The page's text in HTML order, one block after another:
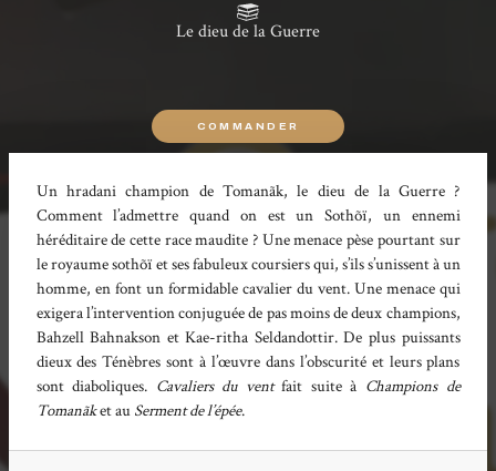
Le dieu de la Guerre
COMMANDER
Un hradani champion de Tomanãk, le dieu de la Guerre ?
Comment l’admettre quand on est un Sothõï, un ennemi
héréditaire de cette race maudite ? Une menace pèse pourtant sur
le royaume sothõï et ses fabuleux coursiers qui, s’ils s’unissent à un
homme, en font un formidable cavalier du vent. Une menace qui
exigera l’intervention conjuguée de pas moins de deux champions,
Bahzell Bahnakson et Kae-ritha Seldandottir. De plus puissants
dieux des Ténèbres sont à l’œuvre dans l’obscurité et leurs plans
sont diaboliques. Cavaliers du ventfait suite à Champions de
Tomanãket au Serment de l’épée.